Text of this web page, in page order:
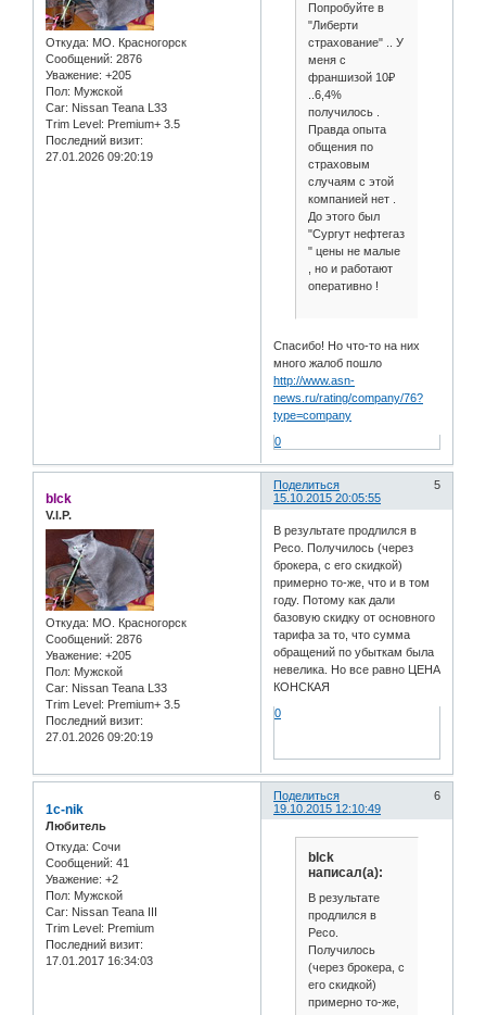
Откуда: МО. Красногорск
Сообщений: 2876
Уважение: +205
Пол: Мужской
Car: Nissan Teana L33
Trim Level: Premium+ 3.5
Последний визит:
27.01.2026 09:20:19
Попробуйте в
"Либерти
страхование" .. У
меня с
франшизой 10₽
..6,4%
получилось .
Правда опыта
общения по
страховым
случаям с этой
компанией нет .
До этого был
"Сургут нефтегаз
" цены не малые
, но и работают
оперативно !
Спасибо! Но что-то на них
много жалоб пошло
http://www.asn-
news.ru/rating/company/76?
type=company
0
Поделиться
5
15.10.2015 20:05:55
blck
V.I.P.
Откуда: МО. Красногорск
Сообщений: 2876
Уважение: +205
Пол: Мужской
Car: Nissan Teana L33
Trim Level: Premium+ 3.5
Последний визит:
27.01.2026 09:20:19
В результате продлился в
Ресо. Получилось (через
брокера, с его скидкой)
примерно то-же, что и в том
году. Потому как дали
базовую скидку от основного
тарифа за то, что сумма
обращений по убыткам была
невелика. Но все равно ЦЕНА
КОНСКАЯ
0
Поделиться
6
19.10.2015 12:10:49
1c-nik
Любитель
Откуда: Сочи
Сообщений: 41
Уважение: +2
Пол: Мужской
Car: Nissan Teana III
Trim Level: Premium
Последний визит:
17.01.2017 16:34:03
blck
написал(а):
В результате
продлился в
Ресо.
Получилось
(через брокера, с
его скидкой)
примерно то-же,